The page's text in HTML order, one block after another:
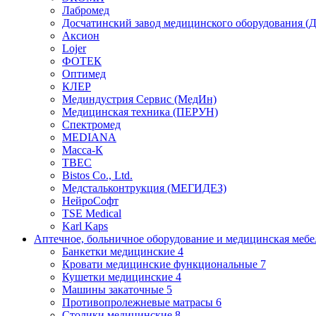
Лабромед
Досчатинский завод медицинского оборудования
Аксион
Lojer
ФОТЕК
Оптимед
КЛЕР
Мединдустрия Сервис (МедИн)
Медицинская техника (ПЕРУН)
Спектромед
MEDIANA
Масса-К
ТВЕС
Bistos Co., Ltd.
Медстальконтрукция (МЕГИДЕЗ)
НейроСофт
TSE Medical
Karl Kaps
Аптечное, больничное оборудование и медицинская
Банкетки медицинские 4
Кровати медицинские функциональные 7
Кушетки медицинские 4
Машины закаточные 5
Противопролежневые матрасы 6